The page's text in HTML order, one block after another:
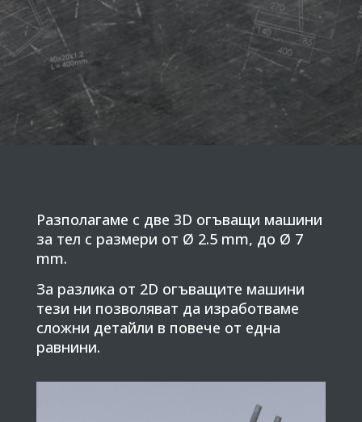
Разполагаме с две 3D огъващи машини
за тел с размери от Ø 2.5 mm, до Ø 7
mm.
За разлика от 2D огъващите машини
тези ни позволяват да изработваме
сложни детайли в повече от една
равнини.